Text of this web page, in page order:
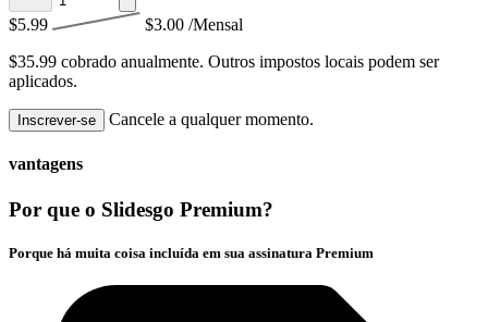
$5.99 $3.00 /Mensal
$35.99 cobrado anualmente. Outros impostos locais podem ser
aplicados.
Inscrever-se Cancele a qualquer momento.
vantagens
Por que o Slidesgo Premium?
Porque há muita coisa incluída em sua assinatura Premium